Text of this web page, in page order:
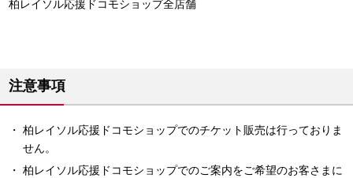
柏レイソル応援ドコモショップ全店舗
注意事項
柏レイソル応援ドコモショップでのチケット販売は行っておりま
せん。
柏レイソル応援ドコモショップでのご案内をご希望のお客さまに